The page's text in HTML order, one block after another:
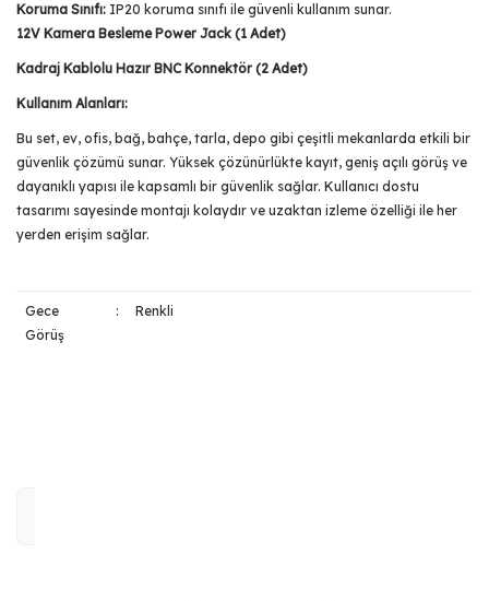
Koruma Sınıfı: IP20 koruma sınıfı ile güvenli kullanım sunar.
12V Kamera Besleme Power Jack (1 Adet)
Kadraj Kablolu Hazır BNC Konnektör (2 Adet)
Kullanım Alanları:
Bu set, ev, ofis, bağ, bahçe, tarla, depo gibi çeşitli mekanlarda etkili bir
güvenlik çözümü sunar. Yüksek çözünürlükte kayıt, geniş açılı görüş ve
dayanıklı yapısı ile kapsamlı bir güvenlik sağlar. Kullanıcı dostu
tasarımı sayesinde montajı kolaydır ve uzaktan izleme özelliği ile her
yerden erişim sağlar.
Gece
Görüş
: Renkli